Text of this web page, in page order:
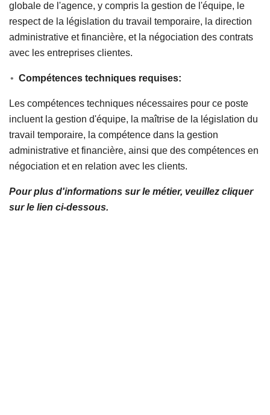
globale de l'agence, y compris la gestion de l'équipe, le
respect de la législation du travail temporaire, la direction
administrative et financière, et la négociation des contrats
avec les entreprises clientes.
Compétences techniques requises:
Les compétences techniques nécessaires pour ce poste
incluent la gestion d'équipe, la maîtrise de la législation du
travail temporaire, la compétence dans la gestion
administrative et financière, ainsi que des compétences en
négociation et en relation avec les clients.
Pour plus d'informations sur le métier, veuillez cliquer
sur le lien ci-dessous.